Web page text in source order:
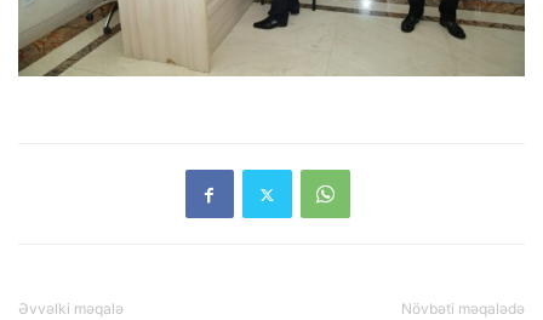
Əvvəlki məqalə Növbəti məqalədə